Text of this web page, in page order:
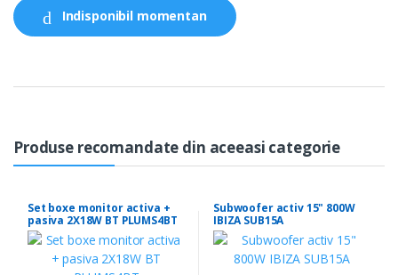
Indisponibil momentan
Produse recomandate din aceeasi categorie
Set boxe monitor activa +
pasiva 2X18W BT PLUMS4BT
Subwoofer activ 15" 800W
IBIZA SUB15A